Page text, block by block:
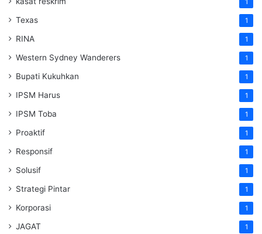
1
Texas 1
RINA 1
Western Sydney Wanderers 1
Bupati Kukuhkan 1
IPSM Harus 1
IPSM Toba 1
Proaktif 1
Responsif 1
Solusif 1
Strategi Pintar 1
Korporasi 1
JAGAT 1